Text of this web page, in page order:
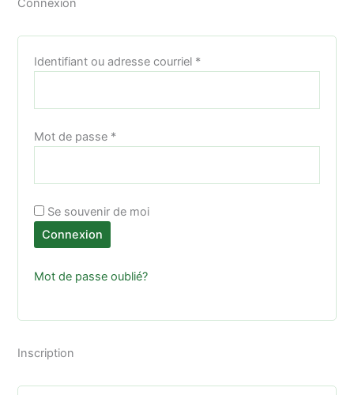
Connexion
Identifiant ou adresse courriel *Obligatoire
Mot de passe *Obligatoire
Se souvenir de moi
Connexion
Mot de passe oublié?
Inscription